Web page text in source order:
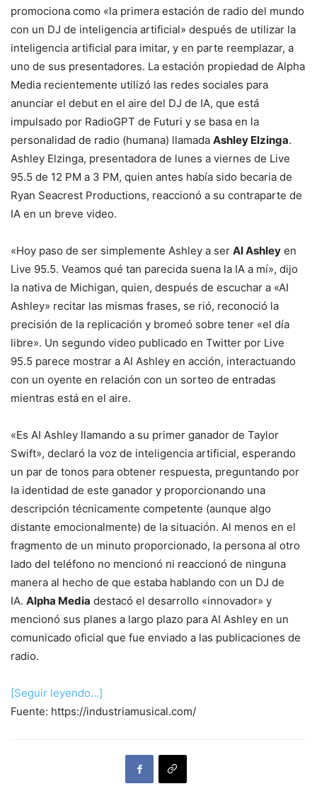
promociona como «la primera estación de radio del mundo
con un DJ de inteligencia artificial» después de utilizar la
inteligencia artificial para imitar, y en parte reemplazar, a
uno de sus presentadores. La estación propiedad de Alpha
Media recientemente utilizó las redes sociales para
anunciar el debut en el aire del DJ de IA, que está
impulsado por RadioGPT de Futuri y se basa en la
personalidad de radio (humana) llamada Ashley Elzinga.
Ashley Elzinga, presentadora de lunes a viernes de Live
95.5 de 12 PM a 3 PM, quien antes había sido becaria de
Ryan Seacrest Productions, reaccionó a su contraparte de
IA en un breve video.
«Hoy paso de ser simplemente Ashley a ser AI Ashley en
Live 95.5. Veamos qué tan parecida suena la IA a mí», dijo
la nativa de Michigan, quien, después de escuchar a «AI
Ashley» recitar las mismas frases, se rió, reconoció la
precisión de la replicación y bromeó sobre tener «el día
libre». Un segundo video publicado en Twitter por Live
95.5 parece mostrar a AI Ashley en acción, interactuando
con un oyente en relación con un sorteo de entradas
mientras está en el aire.
«Es AI Ashley llamando a su primer ganador de Taylor
Swift», declaró la voz de inteligencia artificial, esperando
un par de tonos para obtener respuesta, preguntando por
la identidad de este ganador y proporcionando una
descripción técnicamente competente (aunque algo
distante emocionalmente) de la situación. Al menos en el
fragmento de un minuto proporcionado, la persona al otro
lado del teléfono no mencionó ni reaccionó de ninguna
manera al hecho de que estaba hablando con un DJ de
IA. Alpha Media destacó el desarrollo «innovador» y
mencionó sus planes a largo plazo para AI Ashley en un
comunicado oficial que fue enviado a las publicaciones de
radio.
[Seguir leyendo…]
Fuente: https://industriamusical.com/